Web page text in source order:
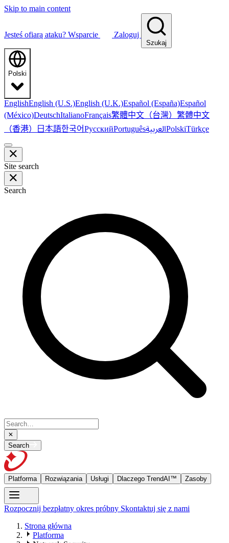
Skip to main content
Jesteś ofiarą ataku? Wsparcie Zaloguj
Szukaj
Polski
EnglishEnglish (U.S.)English (U.K.)Español (España)Español
(México)DeutschItalianoFrançais繁體中文（台灣） 繁體中文
（香港） 日本語한국어РусскийPortuguêsالعربيةPolskiTürkçe
Site search
Search
Search
Platforma Rozwiązania Usługi Dlaczego TrendAI™ Zasoby
Rozpocznij bezpłatny okres próbny Skontaktuj się z nami
Strona główna
Platforma